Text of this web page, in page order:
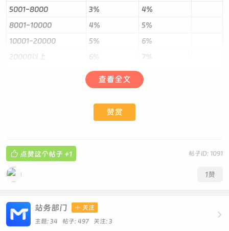
5001-8000
3%
4%
8001-10000
4%
5%
10001-20000
5%
6%
20000以上
6% 7%
（该帖未编辑完成，等待内容更新中.......）
查看全文
赞赏
帖子ID: 1091
 点赞这个帖子 +1
1赞

站务部门  关注
主题: 34 帖子: 497 关注: 3